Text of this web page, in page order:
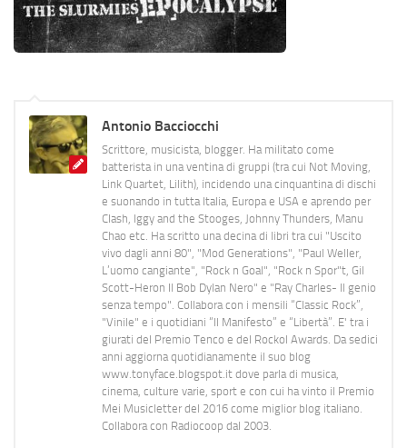
Antonio Bacciocchi
Scrittore, musicista, blogger. Ha militato come
batterista in una ventina di gruppi (tra cui Not Moving,
Link Quartet, Lilith), incidendo una cinquantina di dischi
e suonando in tutta Italia, Europa e USA e aprendo per
Clash, Iggy and the Stooges, Johnny Thunders, Manu
Chao etc. Ha scritto una decina di libri tra cui "Uscito
vivo dagli anni 80", "Mod Generations", "Paul Weller,
L’uomo cangiante", "Rock n Goal", "Rock n Spor"t, Gil
Scott-Heron Il Bob Dylan Nero" e "Ray Charles- Il genio
senza tempo". Collabora con i mensili “Classic Rock”,
"Vinile" e i quotidiani “Il Manifesto” e “Libertà”. E' tra i
giurati del Premio Tenco e del Rockol Awards. Da sedici
anni aggiorna quotidianamente il suo blog
www.tonyface.blogspot.it dove parla di musica,
cinema, culture varie, sport e con cui ha vinto il Premio
Mei Musicletter del 2016 come miglior blog italiano.
Collabora con Radiocoop dal 2003.